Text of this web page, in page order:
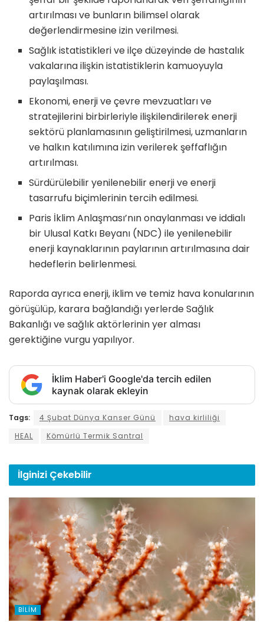
artırılması ve bunların bilimsel olarak
değerlendirmesine izin verilmesi.
Sağlık istatistikleri ve ilçe düzeyinde de hastalık
vakalarına ilişkin istatistiklerin kamuoyuyla
paylaşılması.
Ekonomi, enerji ve çevre mevzuatları ve
stratejilerini birbirleriyle ilişkilendirilerek enerji
sektörü planlamasının geliştirilmesi, uzmanların
ve halkın katılımına izin verilerek şeffaflığın
artırılması.
Sürdürülebilir yenilenebilir enerji ve enerji
tasarrufu biçimlerinin tercih edilmesi.
Paris İklim Anlaşması’nın onaylanması ve iddialı
bir Ulusal Katkı Beyanı (NDC) ile yenilenebilir
enerji kaynaklarının paylarının artırılmasına dair
hedeflerin belirlenmesi.
Raporda ayrıca enerji, iklim ve temiz hava konularının
görüşülüp, karara bağlandığı yerlerde Sağlık
Bakanlığı ve sağlık aktörlerinin yer alması
gerektiğine vurgu yapılıyor.
İklim Haber'i Google'da tercih edilen
kaynak olarak ekleyin
Tags: 4 Şubat Dünya Kanser Günü
hava kirliliği
HEAL
Kömürlü Termik Santral
İlginizi Çekebilir
BILIM